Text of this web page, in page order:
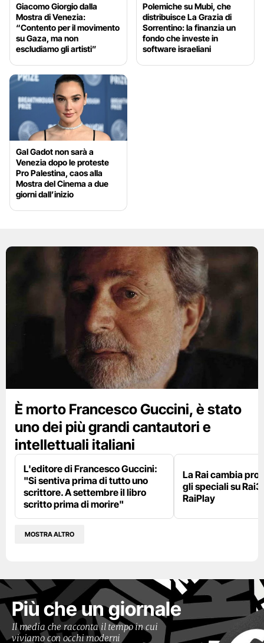
Giacomo Giorgio dalla
Mostra di Venezia:
“Contento per il movimento
su Gaza, ma non
escludiamo gli artisti”
Polemiche su Mubi, che
distribuisce La Grazia di
Sorrentino: la finanzia un
fondo che investe in
software israeliani
Gal Gadot non sarà a
Venezia dopo le proteste
Pro Palestina, caos alla
Mostra del Cinema a due
giorni dall’inizio
È morto Francesco Guccini, è stato
uno dei più grandi cantautori e
intellettuali italiani
L'editore di Francesco Guccini:
"Si sentiva prima di tutto uno
scrittore. A settembre il libro
scritto prima di morire"
La Rai cambia
gli speciali su
RaiPlay
MOSTRA ALTRO
Più che un giornale
Il media che racconta il tempo in cui
viviamo con occhi moderni